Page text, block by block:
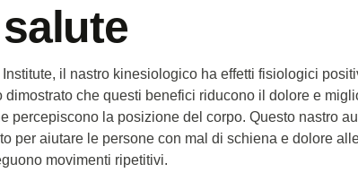
il nastro kinesiologico ha effetti fisiologici
che questi benefici riducono il dolore e
percepiscono la posizione del corpo. Questo nastro
per aiutare le persone con mal di schiena e dolore
movimenti ripetitivi.